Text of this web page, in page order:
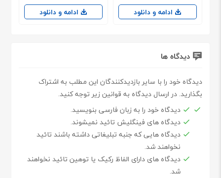
ادامه و دانلود ادامه و دانلود
دیدگاه ها
دیدگاه خود را با سایر بازدیدکنندگان این مطلب به اشتراک
بگذارید. در ارسال دیدگاه به قوانین زیر توجه کنید.
دیدگاه خود را به زبان فارسی بنویسید.
دیدگاه های فینگلیش تائید نمیشوند.
دیدگاه هایی که جنبه تبلیغاتی داشته باشند تائید
نخواهند شد.
دیدگاه های دارای الفاظ رکیک یا توهین تائید نخواهند
شد.